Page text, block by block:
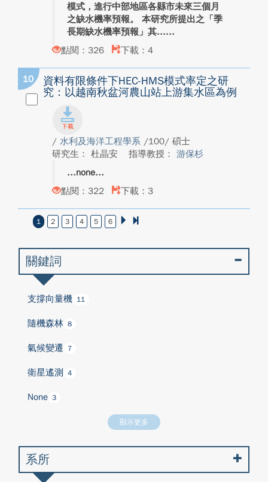
模式，進行中部地區各縣市未來三個月
之缺水機率預報。 本研究所提出之「季
長期缺水機率預報」其...
點閱：326
下載：4
10
資料有限條件下HEC-HMS模式率定之研
究：以越南秋盆河農山站上游集水區為例
/ 水利及海洋工程學系 /100/ 碩士
研究生： 杜晶安
指導教授： 游保杉
none
點閱：322
下載：3
1 2 3 4 5 6
關鍵詞
支撐向量機 11
隨機森林 8
氣候變遷 7
衛星遙測 4
None 3
顯示更多
系所